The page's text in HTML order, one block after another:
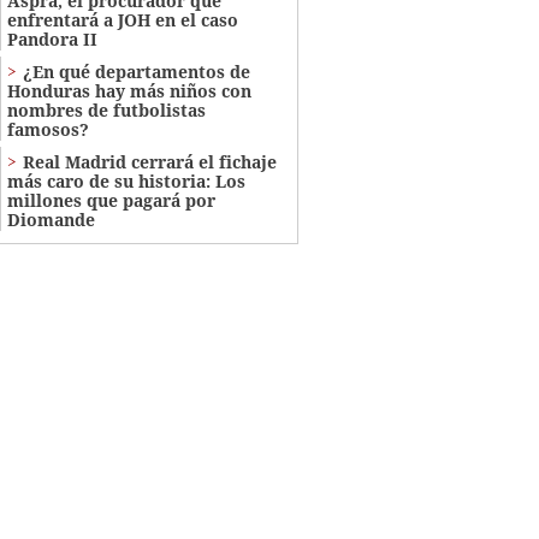
enfrentará a JOH en el caso
Pandora II
¿En qué departamentos de
Honduras hay más niños con
nombres de futbolistas
famosos?
Real Madrid cerrará el fichaje
más caro de su historia: Los
millones que pagará por
Diomande